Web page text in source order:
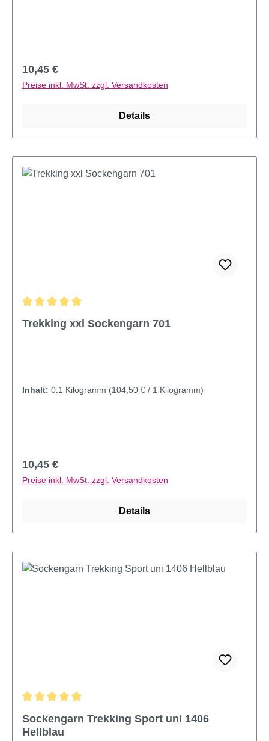
Regulärer Preis:
10,45 €
Preise inkl. MwSt. zzgl. Versandkosten
Details
Trekking xxl Sockengarn 701
Inhalt: 0.1 Kilogramm (104,50 € / 1 Kilogramm)
Regulärer Preis:
10,45 €
Preise inkl. MwSt. zzgl. Versandkosten
Details
Sockengarn Trekking Sport uni 1406
Hellblau